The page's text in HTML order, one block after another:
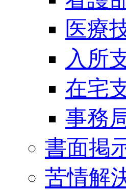
医療
入所
在宅
事務
書面掲
苦情解